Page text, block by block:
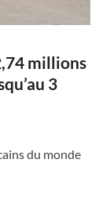
millions
3
du monde